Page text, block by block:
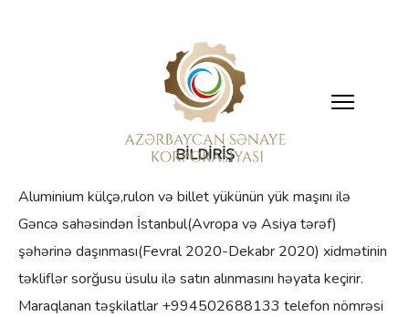
BİLDİRİŞ
Aluminium külçə,rulon və billet yükünün yük maşını ilə
Gəncə sahəsindən İstanbul(Avropa və Asiya tərəf)
şəhərinə daşınması(Fevral 2020-Dekabr 2020) xidmətinin
təkliflər sorğusu üsulu ilə satın alınmasını həyata keçirir.
Maraqlanan təşkilatlar +994502688133 telefon nömrəsi